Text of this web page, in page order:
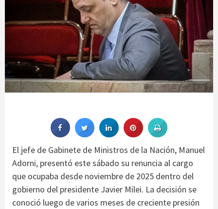
El jefe de Gabinete de Ministros de la Nación, Manuel
Adorni, presentó este sábado su renuncia al cargo
que ocupaba desde noviembre de 2025 dentro del
gobierno del presidente Javier Milei. La decisión se
conoció luego de varios meses de creciente presión